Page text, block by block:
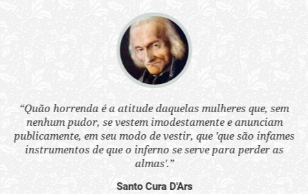
“Quão horrenda é a atitude daquelas mulheres que, sem
nenhum pudor, se vestem imodestamente e anunciam
publicamente, em seu modo de vestir, que 'que são infames
instrumentos de que o inferno se serve para perder as
almas'.”
Santo Cura D'Ars